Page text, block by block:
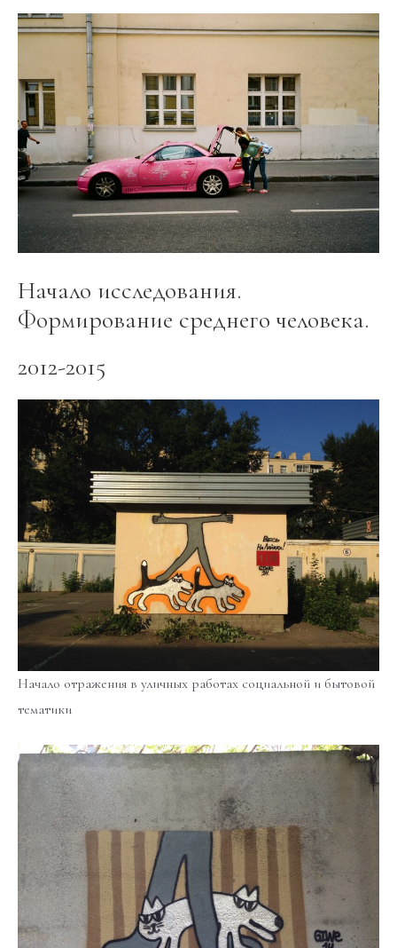
Начало исследования.
Формирование среднего человека.
2012-2015
Начало отражения в уличных работах социальной и бытовой
тематики